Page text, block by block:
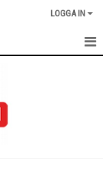
LOGGA IN